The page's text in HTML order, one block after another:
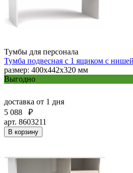
Тумбы для персонала
Тумба подвесная с 1 ящиком с
размер: 400x442x320 мм
Выгодно
доставка от 1 дня
5 088
₽
арт. 8603211
В корзину